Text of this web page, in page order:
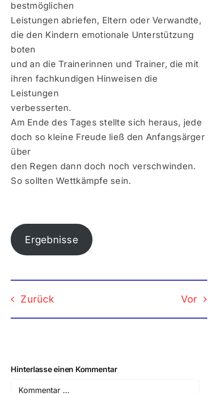
bestmöglichen
Leistungen abriefen, Eltern oder Verwandte,
die den Kindern emotionale Unterstützung
boten
und an die Trainerinnen und Trainer, die mit
ihren fachkundigen Hinweisen die
Leistungen
verbesserten.
Am Ende des Tages stellte sich heraus, jede
doch so kleine Freude ließ den Anfangsärger
über
den Regen dann doch noch verschwinden.
So sollten Wettkämpfe sein.
Ergebnisse
Zurück Vor
Hinterlasse einen Kommentar
Comment